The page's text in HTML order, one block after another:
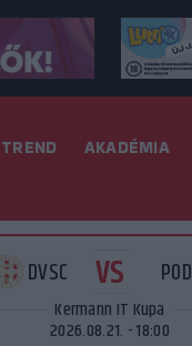
AKADÉMIA
DVSC VS POD
Kermann IT Kupa
2026.08.21. - 18:00